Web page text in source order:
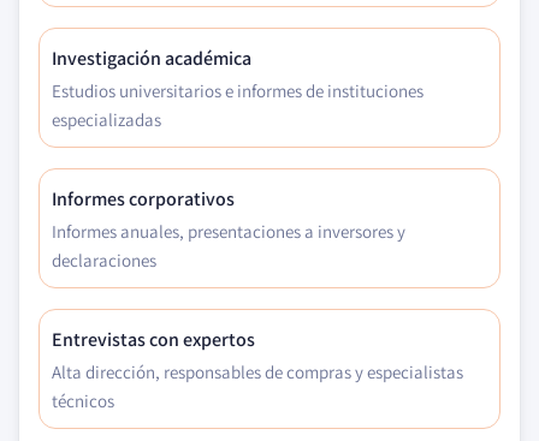
Investigación académica
Estudios universitarios e informes de instituciones
especializadas
Informes corporativos
Informes anuales, presentaciones a inversores y
declaraciones
Entrevistas con expertos
Alta dirección, responsables de compras y especialistas
técnicos